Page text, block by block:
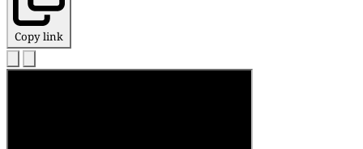
Copy link